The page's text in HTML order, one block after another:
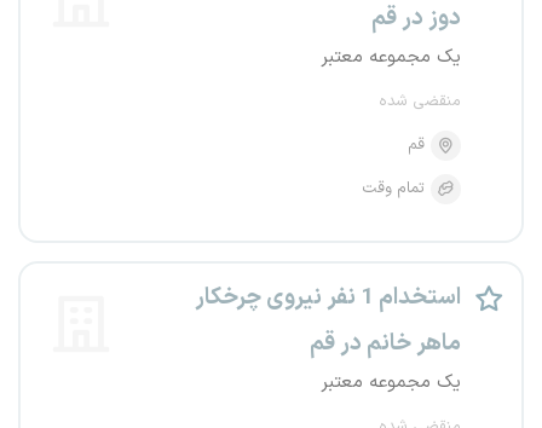
دوز در قم
یک مجموعه معتبر
منقضی شده
قم
تمام وقت
استخدام 1 نفر نیروی چرخکار
ماهر خانم در قم
یک مجموعه معتبر